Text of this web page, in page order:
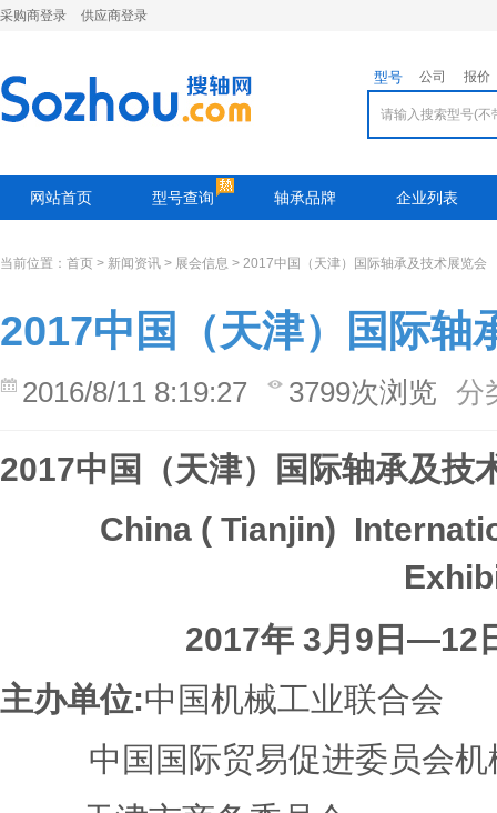
采购商登录 供应商登录
型号 公司 报价
网站首页 型号查询 轴承品牌 企业列表
当前位置： 首页 > 新闻资讯 > 展会信息 > 2017中国（天津）国际轴承及技术展览会
2017中国（天津）国际轴
2016/8/11 8:19:27 3799次浏览 分
2017中国（天津）国际轴承及技
China ( Tianjin)
2017年 3月 9 日—12
主办单位:中国机械工业联合会
中国国际贸易促进委员会机